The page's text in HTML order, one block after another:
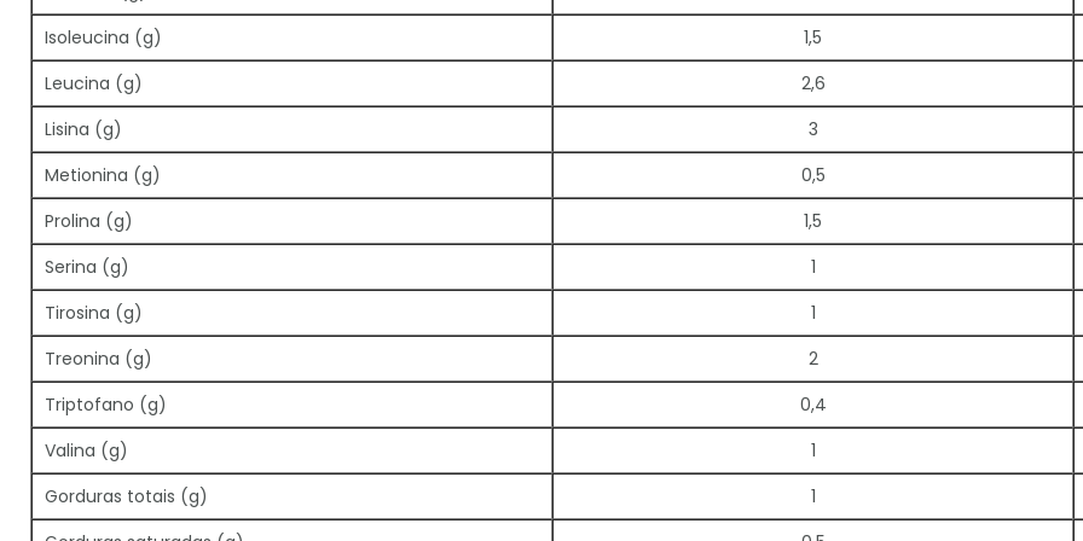
Isoleucina (g)
1,5
Leucina (g)
2,6
Lisina (g)
3
Metionina (g)
0,5
Prolina (g)
1,5
Serina (g)
1
Tirosina (g)
1
Treonina (g)
2
Triptofano (g)
0,4
Valina (g)
1
Gorduras totais (g)
1